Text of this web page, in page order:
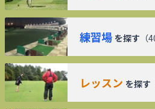
練習場 を探す （
レッスン を探す